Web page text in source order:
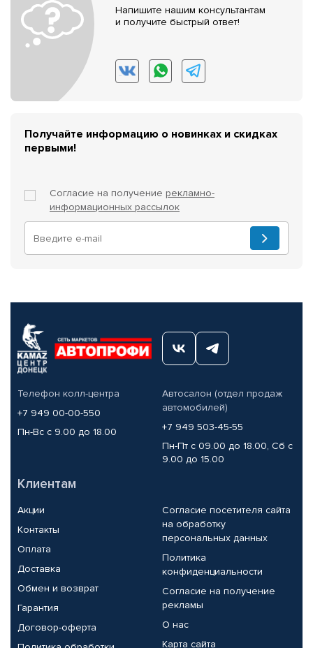
Напишите нашим консультантам
и получите быстрый ответ!
Получайте информацию о новинках и скидках
первыми!
Согласие на получение рекламно-
информационных рассылок
Телефон колл-центра
+7 949 00-00-550
Пн-Вс с 9.00 до 18.00
Автосалон (отдел продаж
автомобилей)
+7 949 503-45-55
Пн-Пт с 09.00 до 18.00, Сб с
9.00 до 15.00
Клиентам
Акции
Контакты
Оплата
Доставка
Обмен и возврат
Гарантия
Договор-оферта
Согласие посетителя сайта
на обработку
персональных данных
Политика
конфиденциальности
Согласие на получение
рекламы
О нас
Карта сайта